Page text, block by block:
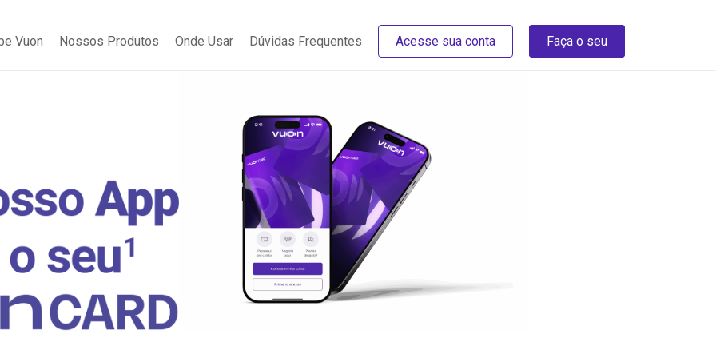
Vuon Nossos Produtos Onde Usar Dúvidas Frequentes Acesse sua conta Faça o seu